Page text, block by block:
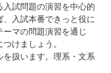
試問題の演習を中心的
入試本番できっと役に
マの問題演習を通じ
けましょう。
扱います。理系・文系